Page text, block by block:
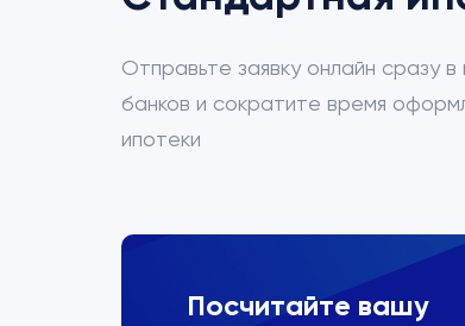
Отправьте заявку онлайн сразу в
банков и сократите время
ипотеки
Посчитайте вашу
ВТБ